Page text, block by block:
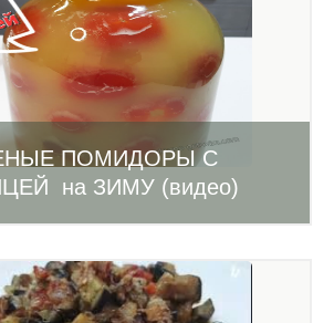
ПОМИДОРЫ С
на ЗИМУ (видео)